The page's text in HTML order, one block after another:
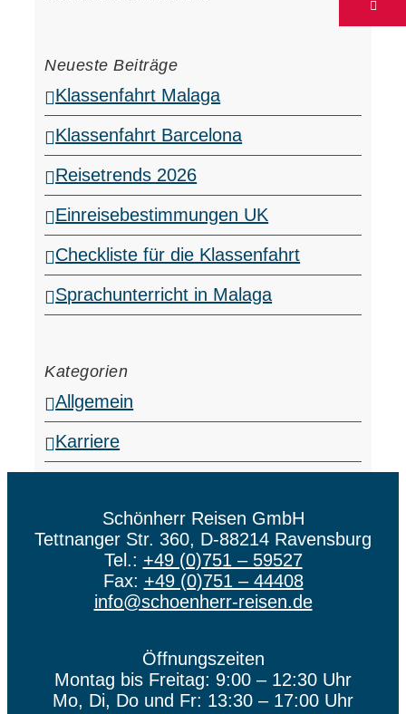
Neueste Beiträge
Klassenfahrt Malaga
Klassenfahrt Barcelona
Reisetrends 2026
Einreisebestimmungen UK
Checkliste für die Klassenfahrt
Sprachunterricht in Malaga
Kategorien
Allgemein
Karriere
Schönherr Reisen GmbH
Tettnanger Str. 360, D-88214 Ravensburg
Tel.: +49 (0)751 – 59527
Fax: +49 (0)751 – 44408
info@schoenherr-reisen.de
Öffnungszeiten
Montag bis Freitag: 9:00 – 12:30 Uhr
Mo, Di, Do und Fr: 13:30 – 17:00 Uhr